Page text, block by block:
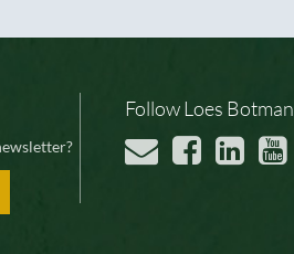
Follow Loes Botman